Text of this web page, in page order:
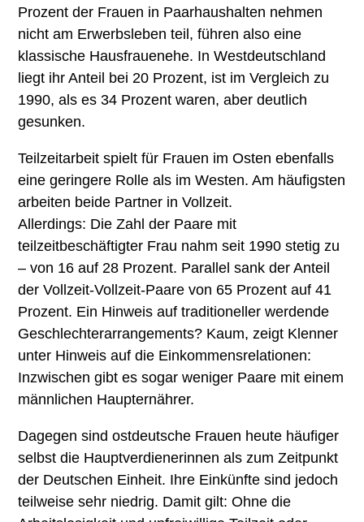
Prozent der Frauen in Paarhaushalten nehmen
nicht am Erwerbsleben teil, führen also eine
klassische Hausfrauenehe. In Westdeutschland
liegt ihr Anteil bei 20 Prozent, ist im Vergleich zu
1990, als es 34 Prozent waren, aber deutlich
gesunken.
Teilzeitarbeit spielt für Frauen im Osten ebenfalls
eine geringere Rolle als im Westen. Am häufigsten
arbeiten beide Partner in Vollzeit.
Allerdings: Die Zahl der Paare mit
teilzeitbeschäftigter Frau nahm seit 1990 stetig zu
– von 16 auf 28 Prozent. Parallel sank der Anteil
der Vollzeit-Vollzeit-Paare von 65 Prozent auf 41
Prozent. Ein Hinweis auf traditioneller werdende
Geschlechterarrangements? Kaum, zeigt Klenner
unter Hinweis auf die Einkommensrelationen:
Inzwischen gibt es sogar weniger Paare mit einem
männlichen Haupternährer.
Dagegen sind ostdeutsche Frauen heute häufiger
selbst die Hauptverdienerinnen als zum Zeitpunkt
der Deutschen Einheit. Ihre Einkünfte sind jedoch
teilweise sehr niedrig. Damit gilt: Ohne die